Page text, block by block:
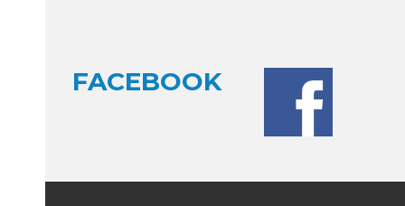
FACEBOOK